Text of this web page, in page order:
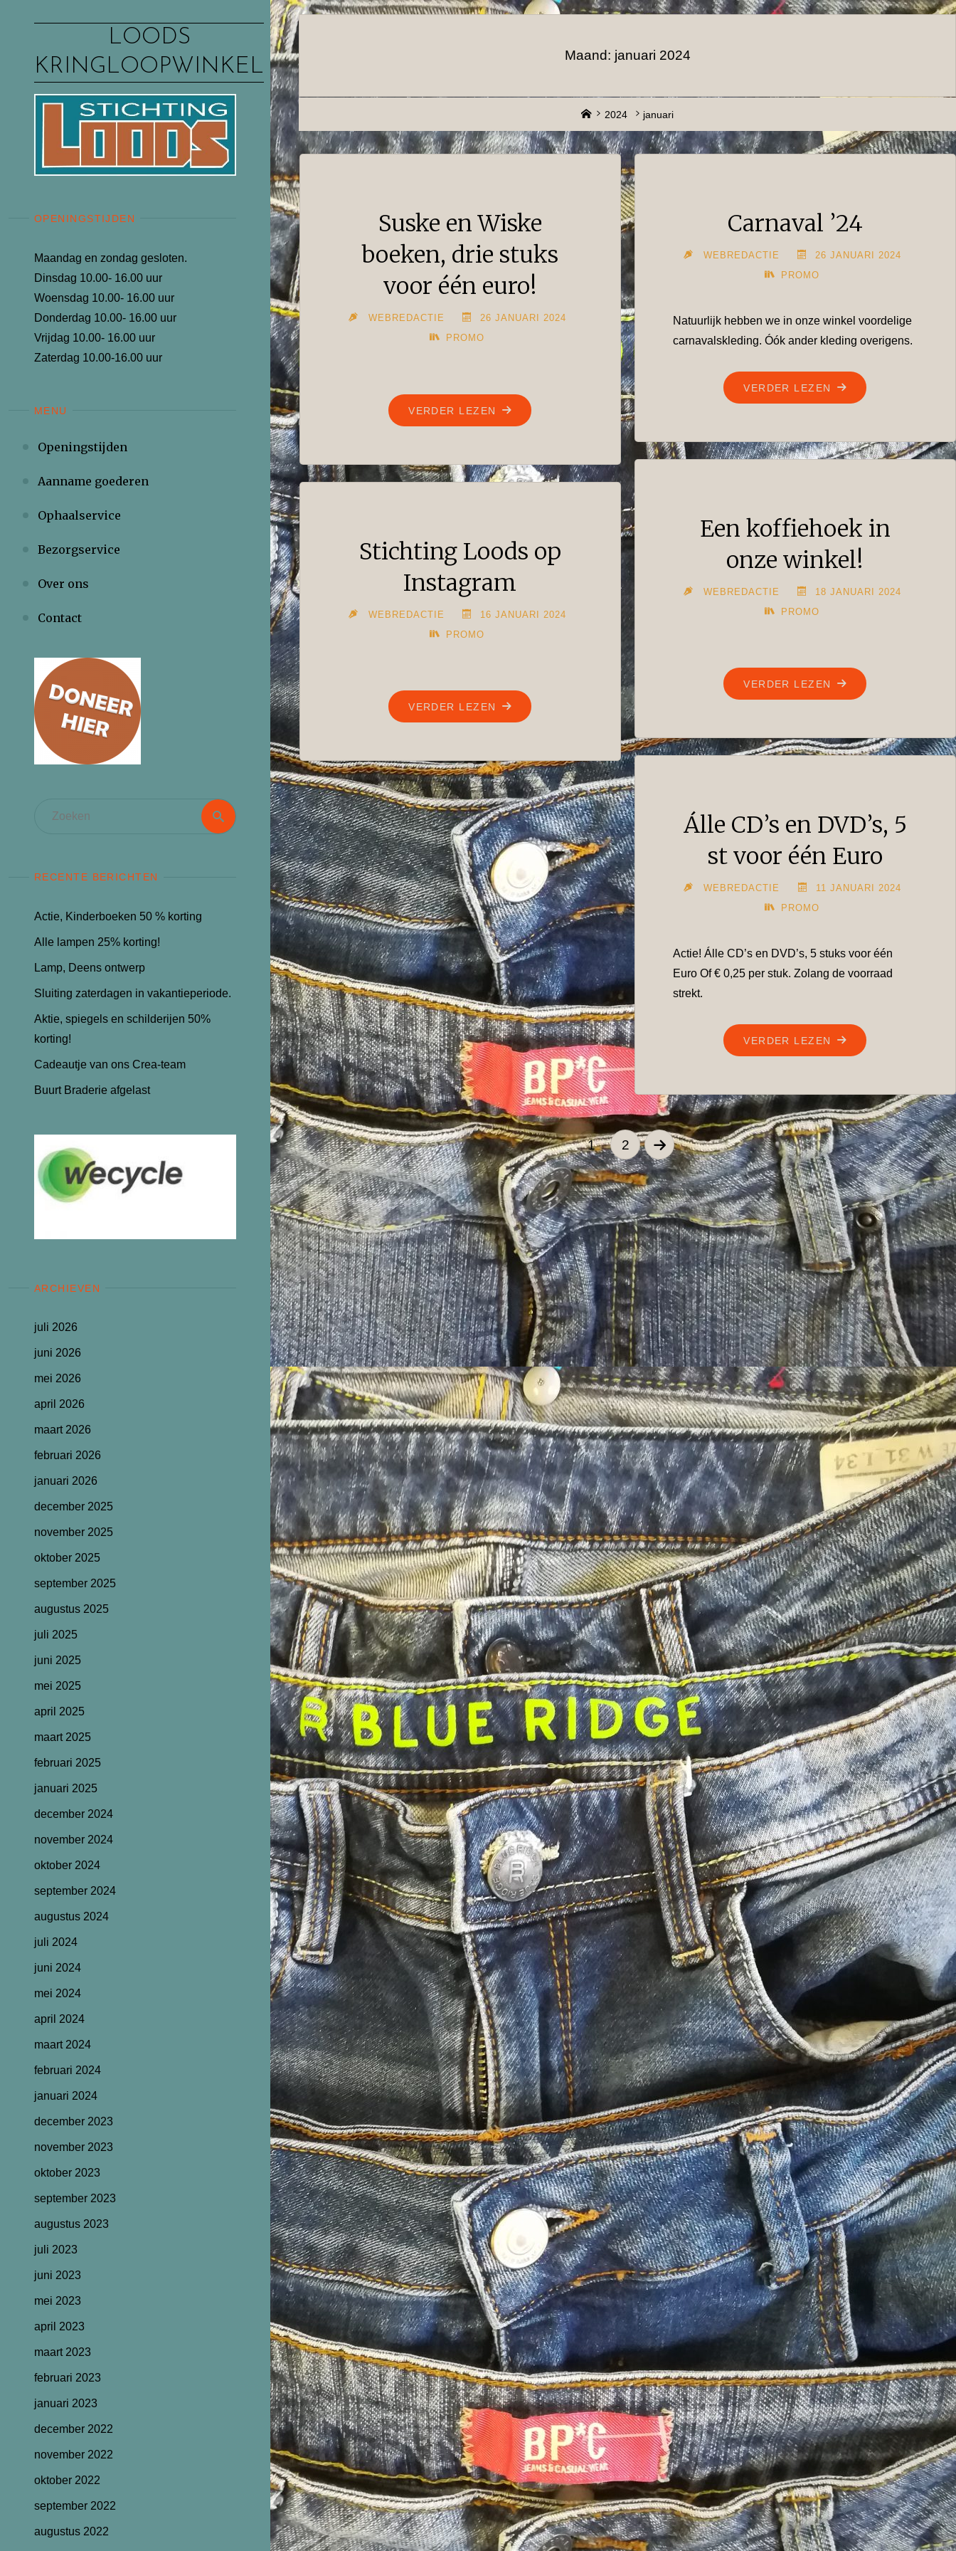
LOODS
KRINGLOOPWINKEL
OPENINGSTIJDEN
Maandag en zondag gesloten.
Dinsdag 10.00- 16.00 uur
Woensdag 10.00- 16.00 uur
Donderdag 10.00- 16.00 uur
Vrijdag 10.00- 16.00 uur
Zaterdag 10.00-16.00 uur
MENU
Openingstijden
Aanname goederen
Ophaalservice
Bezorgservice
Over ons
Contact
Zoeken
Zoeken
RECENTE BERICHTEN
Actie, Kinderboeken 50 % korting
Alle lampen 25% korting!
Lamp, Deens ontwerp
Sluiting zaterdagen in vakantieperiode.
Aktie, spiegels en schilderijen 50%
korting!
Cadeautje van ons Crea-team
Buurt Braderie afgelast
ARCHIEVEN
juli 2026
juni 2026
mei 2026
april 2026
maart 2026
februari 2026
januari 2026
december 2025
november 2025
oktober 2025
september 2025
augustus 2025
juli 2025
juni 2025
mei 2025
april 2025
maart 2025
februari 2025
januari 2025
december 2024
november 2024
oktober 2024
september 2024
augustus 2024
juli 2024
juni 2024
mei 2024
april 2024
maart 2024
februari 2024
januari 2024
december 2023
november 2023
oktober 2023
september 2023
augustus 2023
juli 2023
juni 2023
mei 2023
april 2023
maart 2023
februari 2023
januari 2023
december 2022
november 2022
oktober 2022
september 2022
augustus 2022
Maand: januari 2024
Home
2024 januari
Suske en Wiske
boeken, drie stuks
voor één euro!
WEBREDACTIE
26 JANUARI 2024
PROMO
VERDER LEZEN "SUSKE
EN
BOEKEN,
ÉÉN
Carnaval ’24
WEBREDACTIE
26 JANUARI 2024
PROMO
Natuurlijk hebben we in onze winkel voordelige
carnavalskleding. Óók ander kleding overigens.
VERDER LEZEN "CARNAVAL
’24"
Een koffiehoek in
onze winkel!
WEBREDACTIE
18 JANUARI 2024
PROMO
VERDER LEZEN "EEN
KOFFIEHOEK
ONZE
Stichting Loods op
Instagram
WEBREDACTIE
16 JANUARI 2024
PROMO
VERDER LEZEN "STICHTING
LOODS
INSTAGRAM"
Álle CD’s en DVD’s, 5
st voor één Euro
WEBREDACTIE
11 JANUARI 2024
PROMO
Actie! Álle CD’s en DVD’s, 5 stuks voor één
Euro Of € 0,25 per stuk. Zolang de voorraad
strekt.
VERDER LEZEN "ÁLLE
CD’S
DVD’S,
5
ST
VOOR
ÉÉN
EURO"
Berichten
paginering
1 2